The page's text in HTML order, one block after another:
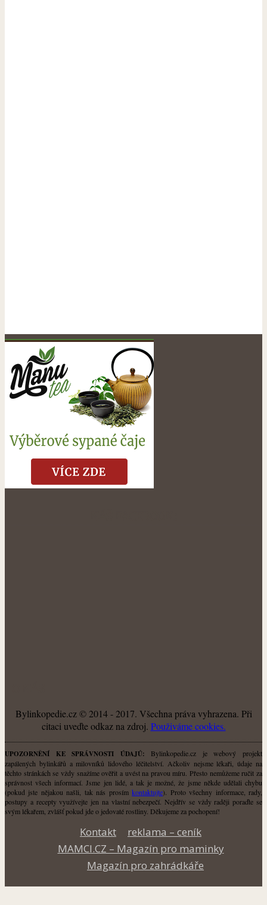
Bylinkopedie.cz © 2014 - 2017. Všechna práva vyhrazena. Při
citaci uveďte odkaz na zdroj. Použiváme cookies.
UPOZORNĚNÍ KE SPRÁVNOSTI ÚDAJŮ: Bylinkopedie.cz je webový projekt
zapálených bylinkářů a milovníků lidového léčitelství. Ačkoliv nejsme lékaři, údaje na
těchto stránkách se vždy snažíme ověřit a uvést na pravou míru. Přesto nemůžeme ručit za
správnost všech informací. Jsme jen lidé, a tak je možné, že jsme někde udělali chybu
(pokud jste nějakou našli, tak nás prosímkontaktujte). Proto všechny informace, rady,
postupy a recepty využívejte jen na vlastní nebezpečí. Nejdřív se vždy raději poraďte se
svým lékařem, zvlášť pokud jde o jedovaté rostliny. Děkujeme za pochopení!
Kontakt
reklama – ceník
MAMCI.CZ – Magazín pro maminky
Magazín pro zahrádkáře